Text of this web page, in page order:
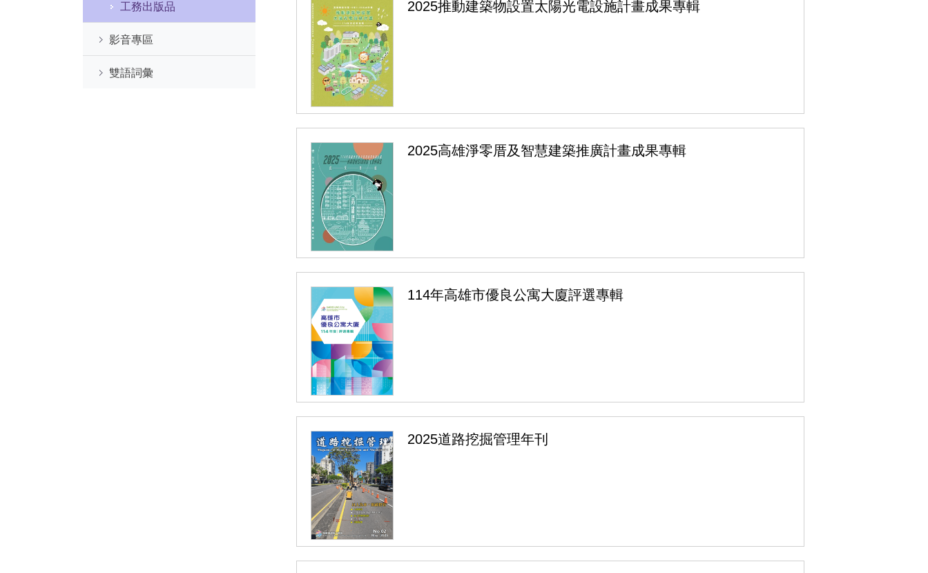
工務出版品
影音專區
雙語詞彙
2025推動建築物設置太陽光電設施計畫成果專輯
2025高雄淨零厝及智慧建築推廣計畫成果專輯
114年高雄市優良公寓大廈評選專輯
2025道路挖掘管理年刊